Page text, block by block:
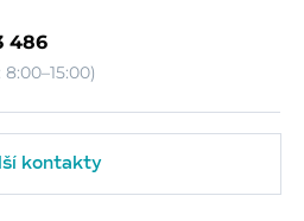
486
kontakty